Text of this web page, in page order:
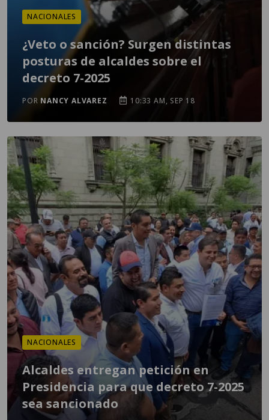
NACIONALES
¿Veto o sanción? Surgen distintas
posturas de alcaldes sobre el
decreto 7-2025
POR NANCY ALVAREZ 10:33 AM, SEP 18
NACIONALES
Alcaldes entregan petición en
Presidencia para que decreto 7-2025
sea sancionado